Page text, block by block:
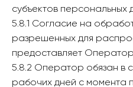
субъектов персональных
5.8.1 Согласие на
разрешенных для
предоставляет
5.8.2 Оператор обязан в
рабочих дней с момента